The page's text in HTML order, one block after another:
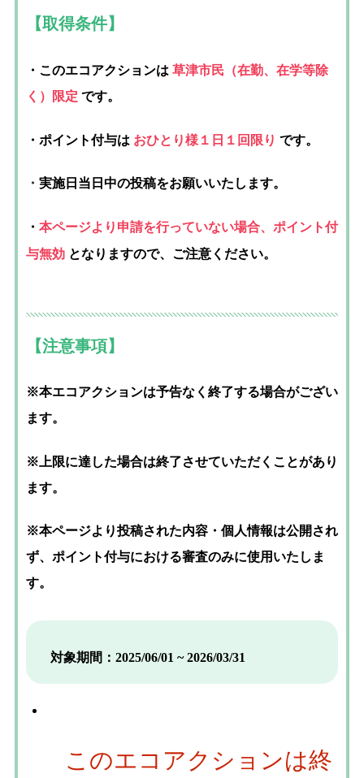
【取得条件】
・このエコアクションは草津市民（在勤、在学等除
く）限定 です。
・ポイント付与は おひとり様１日１ 回限り です。
・ 実施日当日中の投稿をお願いいたします。
・ 本ページより申請を行っていない場合、ポイント付
与無効 となりますので、ご注意ください。
【注意事項】
※本エコアクションは予告なく終了する場合がござい
ます。
※上限に達した場合は終了させていただくことがあり
ます。
※本ページより投稿された内容・個人情報は公開され
ず、ポイント付与における審査のみに使用いたしま
す。
対象期間：2025/06/01 ~ 2026/03/31
このエコアクションは終